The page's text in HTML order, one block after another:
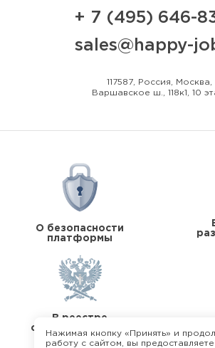
+ 7 (495) 646-
sales@happy-
117587, Россия, Москва,
Варшавское ш., 118к1, 10
О безопасности
платформы
В реестре
операторов перс.
данных
Нажимая кнопку «Принять» и
работу с сайтом, вы предоставляете